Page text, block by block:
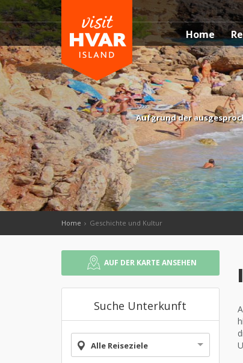
Home
Aufgrund der
Home Geschichte und Kultur
AUF DER KARTE ANSEHEN
Suche Unterkunft
Alle Reiseziele